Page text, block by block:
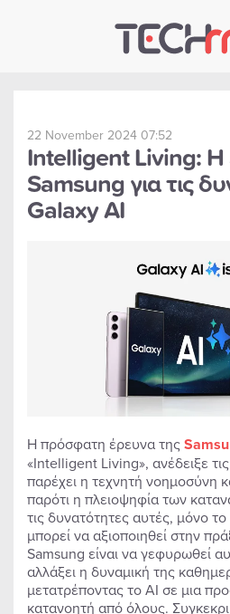
Skip to main content
22 November 2024 07:52
Intelligent Living: Η
Samsung για τις
Galaxy AI
Η πρόσφατη έρευνα της
«Intelligent Living», ανέδειξε
παρέχει η τεχνητή νοημοσύνη
παρότι η πλειοψηφία των
τις δυνατότητες αυτές, μόνο
μπορεί να αξιοποιηθεί στην
Samsung είναι να γεφυρωθεί
αλλάξει η δυναμική της
μετατρέποντας το AI σε μια
κατανοητή από όλους.